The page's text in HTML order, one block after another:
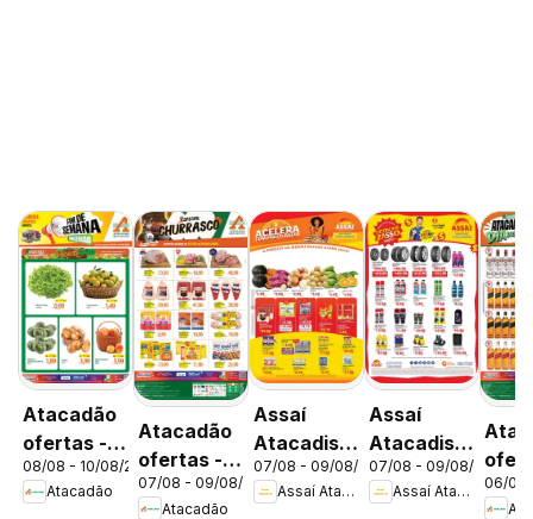
Atacadão
ofertas -
DF
08/08 - 10/08/2026
Atacadão
Atacadão
ofertas -
DF
07/08 - 09/08/2026
Atacadão
Assaí
Atacadista
ofertas -
DF
07/08 - 09/08/2026
Assaí Atacadista
Assaí
Atacadista
ofertas -
DF
07/08 - 09/08/2026
Assaí Atacadista
DF
06/08